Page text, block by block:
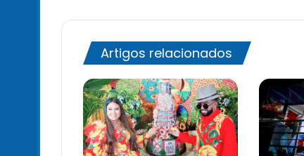
Artigos relacionados